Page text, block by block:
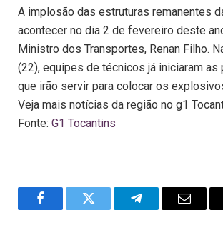
A implosão das estruturas remanentes
acontecer no dia 2 de fevereiro deste
Ministro dos Transportes, Renan Filho.
(22), equipes de técnicos já iniciaram as
que irão servir para colocar os
Veja mais notícias da região no g1
Fonte: G1 Tocantins
FacebookTwitter TelegramEmail